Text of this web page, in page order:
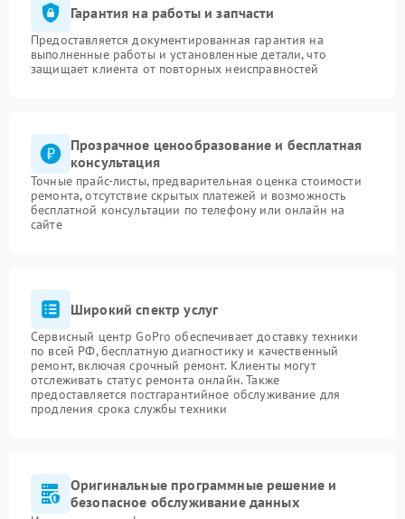
Гарантия на работы и запчасти
Предоставляется документированная гарантия на
выполненные работы и установленные детали, что
защищает клиента от повторных неисправностей
Прозрачное ценообразование и бесплатная
консультация
Точные прайс-листы, предварительная оценка стоимости
ремонта, отсутствие скрытых платежей и возможность
бесплатной консультации по телефону или онлайн на
сайте
Широкий спектр услуг
Сервисный центр GoPro обеспечивает доставку техники
по всей РФ, бесплатную диагностику и качественный
ремонт, включая срочный ремонт. Клиенты могут
отслеживать статус ремонта онлайн. Также
предоставляется постгарантийное обслуживание для
продления срока службы техники
Оригинальные программные решение и
безопасное обслуживание данных